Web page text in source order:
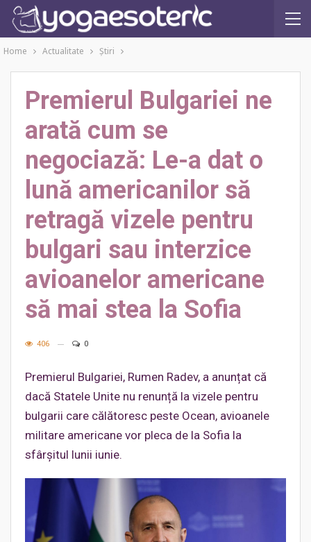
Home Actualitate Ştiri
Premierul Bulgariei ne
arată cum se
negociază: Le-a dat o
lună americanilor să
retragă vizele pentru
bulgari sau interzice
avioanelor americane
să mai stea la Sofia
406 0
Premierul Bulgariei, Rumen Radev, a anunțat că
dacă Statele Unite nu renunță la vizele pentru
bulgarii care călătoresc peste Ocean, avioanele
militare americane vor pleca de la Sofia la
sfârșitul lunii iunie.